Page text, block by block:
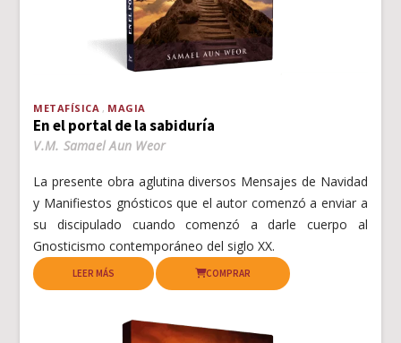
METAFÍSICA MAGIA
En el portal de la sabiduría
V.M. Samael Aun Weor
La presente obra aglutina diversos Mensajes de Navidad
y Manifiestos gnósticos que el autor comenzó a enviar a
su discipulado cuando comenzó a darle cuerpo al
Gnosticismo contemporáneo del siglo XX.
LEER MÁS COMPRAR